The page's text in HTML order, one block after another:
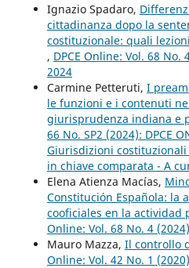
Ignazio Spadaro,
cittadinanza dopo la
costituzionale: quali
, DPCE Online: Vol. 68 No.
2024
Carmine Petteruti, I
le funzioni e i contenuti
giurisprudenza indiana e
66 No. SP2 (2024): DPCE
Giurisdizioni
in chiave comparata - A
Elena Atienza Macías,
Constitución Española: la
cooficiales en la actividad
Online: Vol. 68 No. 4
Mauro Mazza, Il controllo
Online: Vol. 42 No. 1